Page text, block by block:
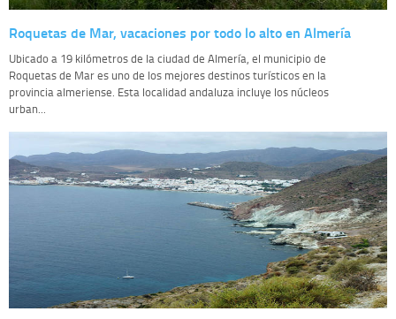
Roquetas de Mar, vacaciones por todo lo alto en Almería
Ubicado a 19 kilómetros de la ciudad de Almería, el municipio de
Roquetas de Mar es uno de los mejores destinos turísticos en la
provincia almeriense. Esta localidad andaluza incluye los núcleos
urban...